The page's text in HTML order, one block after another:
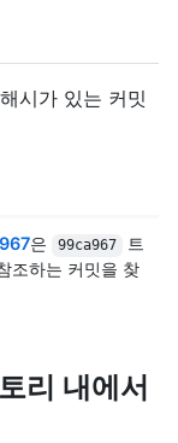
시가 있는 커밋
은 99ca967
트
조하는 커밋을 찾
리 내에서